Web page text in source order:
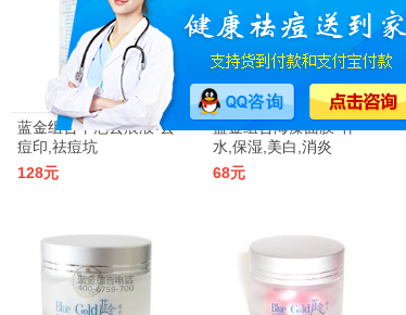
蓝金组合平疤去痕液-去
痘印,祛痘坑
128元
蓝金组合海藻面膜-补
水,保湿,美白,消炎
68元